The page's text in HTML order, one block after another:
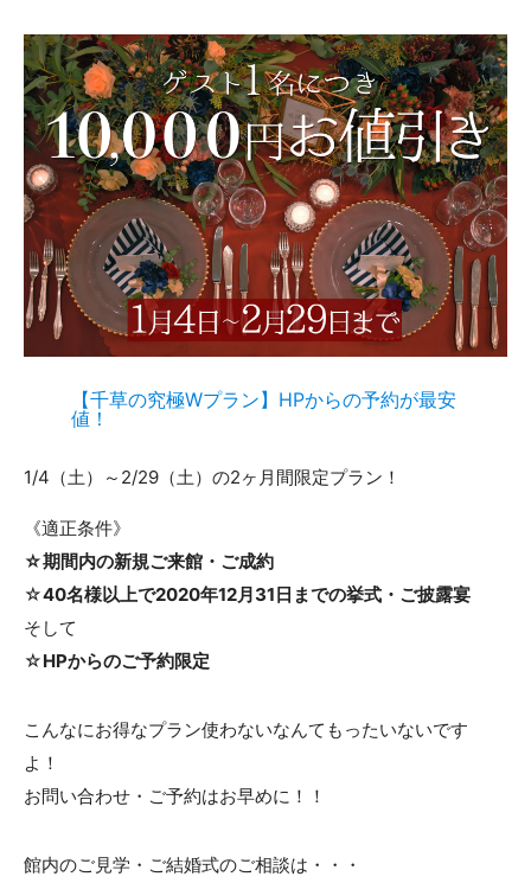
【千草の究極Wプラン】HPからの予約が最安
値！
1/4（土）～2/29（土）の2ヶ月間限定プラン！
《適正条件》
☆期間内の新規ご来館・ご成約
☆40名様以上で2020年12月31日までの挙式・ご披露宴
そして
☆HPからのご予約限定
こんなにお得なプラン使わないなんてもったいないです
よ！
お問い合わせ・ご予約はお早めに！！
館内のご見学・ご結婚式のご相談は・・・